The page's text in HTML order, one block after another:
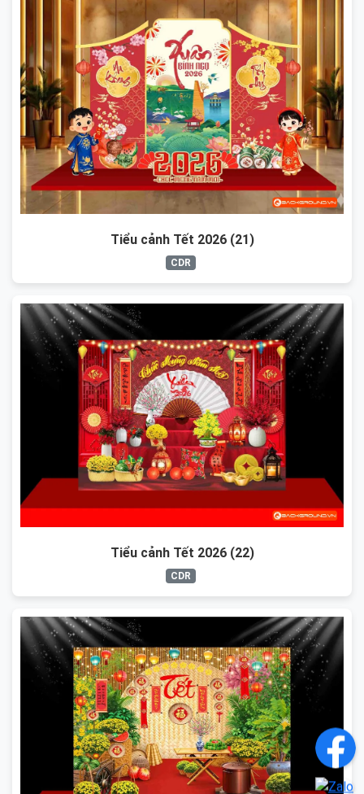
Tiểu cảnh Tết 2026 (21)
CDR
Tiểu cảnh Tết 2026 (22)
CDR